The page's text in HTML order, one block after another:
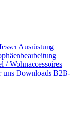
Ausrüstung
/ Wohnaccessoires
uns Downloads B2B-